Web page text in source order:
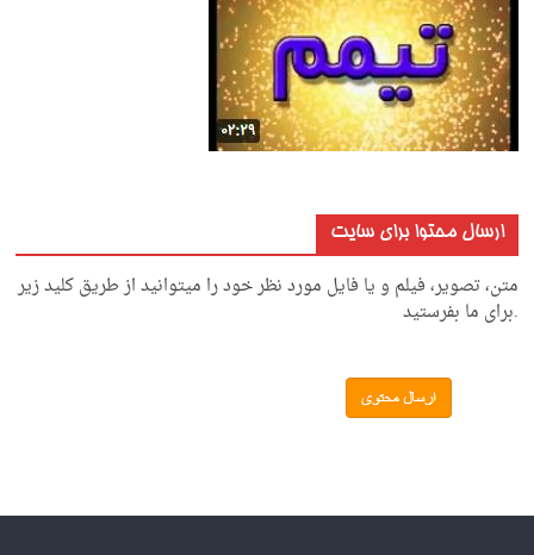
ارسال محتوا برای سایت
متن، تصویر، فیلم و یا فایل مورد نظر خود را میتوانید از طریق کلید زیر
.برای ما بفرستید